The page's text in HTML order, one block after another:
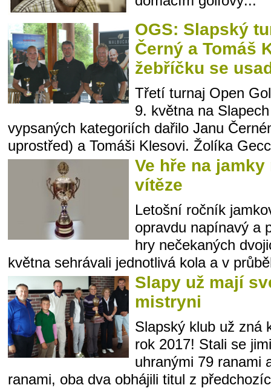
OGS: Slapský
Černý a Tomáš
žebříčku se
Třetí turnaj Open
9. května na
vypsaných kategoriích dařilo Janu
uprostřed) a Tomáši Klesovi. Žolíka
Ve hře na
vítěze
Letošní ročník
opravdu napínavý a
hry nečekaných
května sehrávali jednotlivá kola a v
Slapy už mají
mistryni
Slapský klub už zná
rok 2017! Stali se
uhranými 79 ranami
ranami, oba dva obhájili titul z